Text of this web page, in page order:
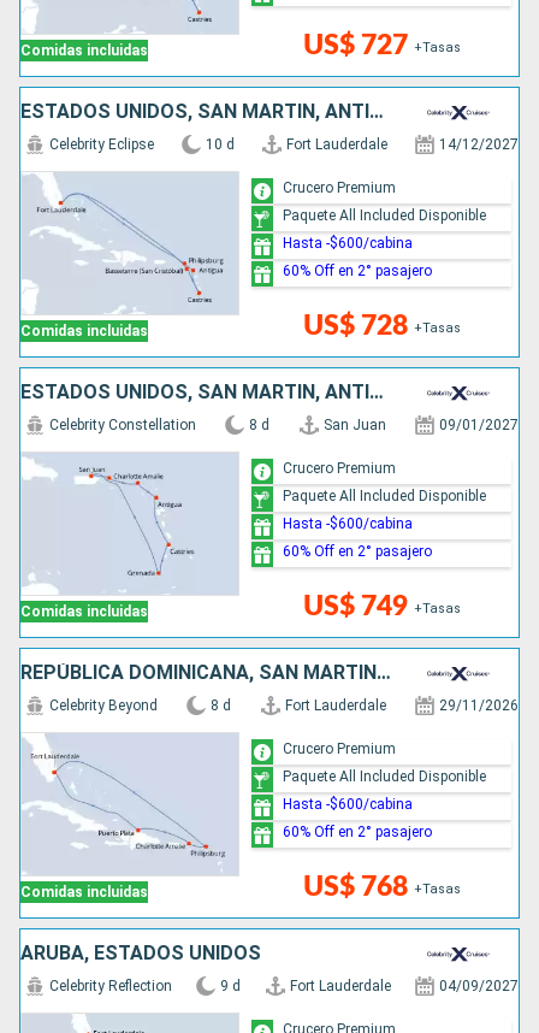
Comidas incluidas US$ 727 +Tasas
ESTADOS UNIDOS, SAN MARTÍN, ANTIGUA Y BARBUDA, SANTA LUCIA
Comidas incluidas
Celebrity Eclipse 10 d Fort Lauderdale 14/12/2027
US$ 728 +Tasas
Crucero Premium
Paquete All Included Disponible
Hasta -$600/cabina
60% Off en 2° pasajero
ESTADOS UNIDOS, SAN MARTÍN, ANTIGUA Y BARBUDA, SANTA LUCIA, GRENADA, PUERTO RICO
Comidas incluidas
Celebrity Constellation 8 d San Juan 09/01/2027
US$ 749 +Tasas
Crucero Premium
Paquete All Included Disponible
Hasta -$600/cabina
60% Off en 2° pasajero
REPÚBLICA DOMINICANA, SAN MARTÍN, ESTADOS UNIDOS
Comidas incluidas
Celebrity Beyond 8 d Fort Lauderdale 29/11/2026
US$ 768 +Tasas
Crucero Premium
Paquete All Included Disponible
Hasta -$600/cabina
60% Off en 2° pasajero
ARUBA, ESTADOS UNIDOS
Celebrity Reflection 9 d Fort Lauderdale 04/09/2027
Crucero Premium